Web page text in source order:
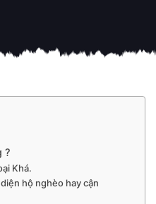
?
Khá.
hộ nghèo hay cận